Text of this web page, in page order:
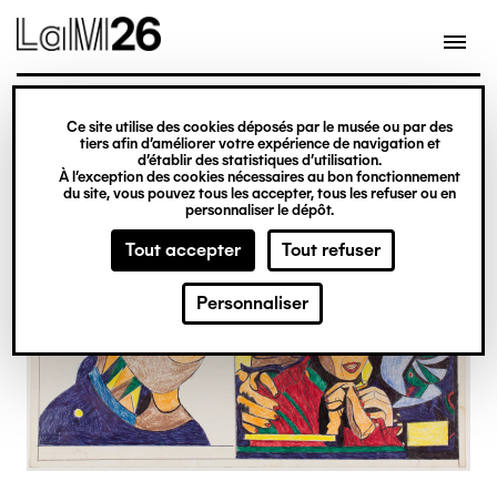
Gestion des cookies
Ce site utilise des cookies déposés par le musée ou par des
tiers afin d’améliorer votre expérience de navigation et
d’établir des statistiques d’utilisation.
À l’exception des cookies nécessaires au bon fonctionnement
du site, vous pouvez tous les accepter, tous les refuser ou en
personnaliser le dépôt.
Tout accepter Tout refuser
Personnaliser
contenu